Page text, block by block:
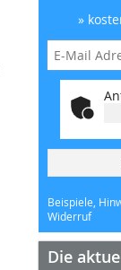
»
Beispiele,
Widerruf
Die